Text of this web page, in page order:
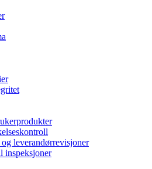
leverandørrevisjoner
inspeksjoner